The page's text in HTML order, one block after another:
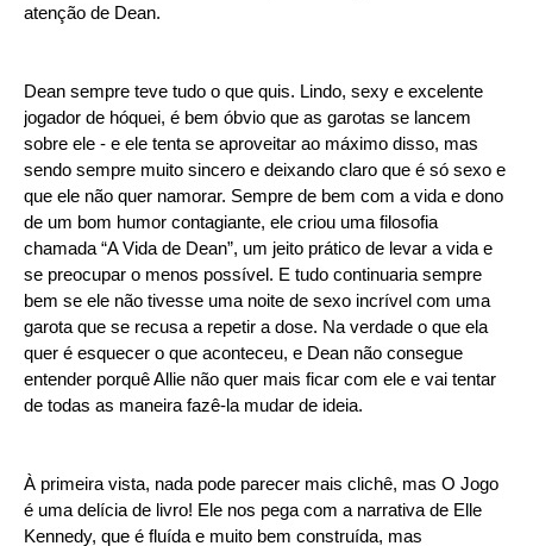
atenção de Dean.
Dean sempre teve tudo o que quis. Lindo, sexy e excelente
jogador de hóquei, é bem óbvio que as garotas se lancem
sobre ele - e ele tenta se aproveitar ao máximo disso, mas
sendo sempre muito sincero e deixando claro que é só sexo e
que ele não quer namorar. Sempre de bem com a vida e dono
de um bom humor contagiante, ele criou uma filosofia
chamada “A Vida de Dean”, um jeito prático de levar a vida e
se preocupar o menos possível. E tudo continuaria sempre
bem se ele não tivesse uma noite de sexo incrível com uma
garota que se recusa a repetir a dose. Na verdade o que ela
quer é esquecer o que aconteceu, e Dean não consegue
entender porquê Allie não quer mais ficar com ele e vai tentar
de todas as maneira fazê-la mudar de ideia.
À primeira vista, nada pode parecer mais clichê, mas O Jogo
é uma delícia de livro! Ele nos pega com a narrativa de Elle
Kennedy, que é fluída e muito bem construída, mas